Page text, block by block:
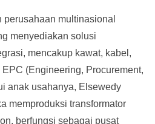
multinasional
menyediakan solusi
mencakup kawat, kabel,
(Engineering, Procurement,
anak usahanya, Elsewedy
memproduksi transformator
berfungsi sebagai pusat